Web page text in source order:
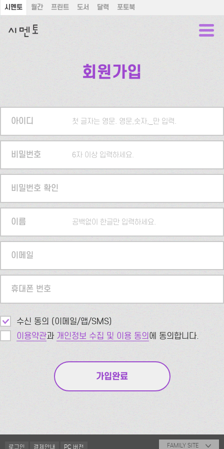
시멘토 월간 프린트 도서 달력 포토북
회원가입
아이디 첫 글자는 영문. 영문,숫자,_만 입력.
비밀번호 6자 이상 입력하세요.
비밀번호 확인
이름 공백없이 한글만 입력하세요.
이메일
휴대폰 번호
수신 동의 (이메일/앱/SMS)
이용약관과 개인정보 수집 및 이용 동의에 동의합니다.
로그인 결제안내 PC 버전 FAMILY SITE